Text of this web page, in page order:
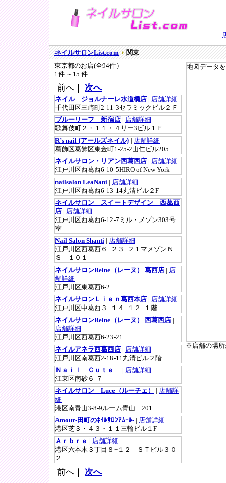
ネイルサロンList.com
関東
東京都のお店(全94件）
1件 ～15 件
前へ｜ 次へ
ネイル ジョルナーレ水道橋店
店舗詳細
千代田区三崎町2-11-3セラミックビル２Ｆ
ブルーリーフ 新宿店
店舗詳細
歌舞伎町２・１１・４リー3ビル１Ｆ
R’s nail {アールズネイル}
店舗詳細
葛飾区葛飾区東金町1-25-2山仁ビル205
ネイルサロン・リアン西葛西店
店舗詳細
江戸川区西葛西6-10-5HIRO of New York
nailsalon LeaNani
店舗詳細
江戸川区西葛西6-13-14丸清ビル２F
ネイルサロン スイートデザイン 西葛西
店
店舗詳細
江戸川区西葛西6-12-7ミル・メゾン303号
室
Nail Salon Shanti
店舗詳細
江戸川区西葛西６−２３−２１マメゾンＮ
Ｓ １０１
ネイルサロンReine（レーヌ） 葛西店
店
舗詳細
江戸川区東葛西6-2
ネイルサロンＬｉｅｎ葛西本店
店舗詳細
江戸川区中葛西３−１４−１２−１階
ネイルサロンReine（レーヌ） 西葛西店
店舗詳細
江戸川区西葛西6-23-21
ネイルアネラ西葛西店
店舗詳細
江戸川区南葛西2-18-11丸清ビル２階
Ｎａｉｌ Ｃｕｔｅ
店舗詳細
江東区南砂６-７
ネイルサロン Luce（ルーチェ）
店舗詳
細
港区南青山3-8-9ルーム青山 201
Amour-田町のﾈｲﾙｻﾛﾝｱﾑｰﾙ-
店舗詳細
港区芝３・４３・１１三輪ビル１F
Ａｒｂｒｅ
店舗詳細
港区六本木３丁目８−１２ ＳＴビル３０
２
前へ｜ 次へ
地図データ
※店舗の場所